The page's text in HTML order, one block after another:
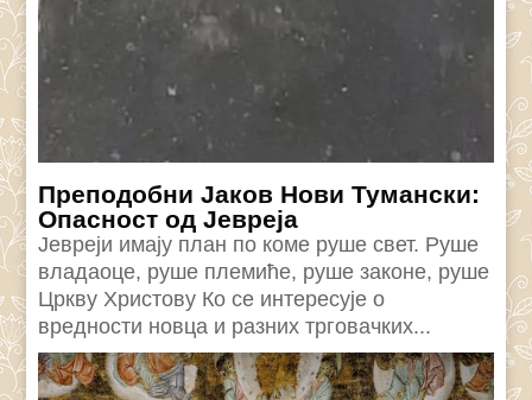
Преподобни Јаков Нови Тумански:
Опасност од Јевреја
Јевреји имају план по коме руше свет. Руше
владаоце, руше племиће, руше законе, руше
Цркву Христову Ко се интересује о
вредности новца и разних трговачких...